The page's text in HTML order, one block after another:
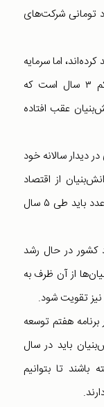
جثه ۴۳۰ هزار میلیارد تومانی شرکت‌های
اما سرمایه
صندوق رشدی نداشته است، گفت: دست کم ۳ سال است که
عقب افتاده
دیدار سالانه خود
از اقتصاد
کشور به حدود یک درصد رسیده است و این عدد باید طی ۵ سال
کشور در حال رشد
از آن ظرف به
هفتم توسعه
باید در سال
داشته باشند تا بتوانیم